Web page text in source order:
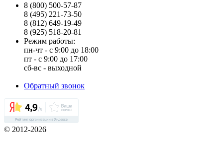
8 (800) 500-57-87
8 (495) 221-73-50
8 (812) 649-19-49
8 (925) 518-20-81
Режим работы:
пн-чт - с 9:00 до 18:00
пт - с 9:00 до 17:00
сб-вс - выходной
Обратный звонок
© 2012-2026